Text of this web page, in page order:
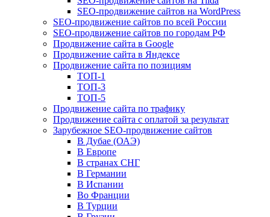
SEO-продвижение сайтов на WordPress
SEO-продвижение сайтов по всей России
SEO-продвижение сайтов по городам РФ
Продвижение сайта в Google
Продвижение сайта в Яндексе
Продвижение сайта по позициям
ТОП-1
ТОП-3
ТОП-5
Продвижение сайта по трафику
Продвижение сайта с оплатой за результат
Зарубежное SEO-продвижение сайтов
В Дубае (ОАЭ)
В Европе
В странах СНГ
В Германии
В Испании
Во Франции
В Турции